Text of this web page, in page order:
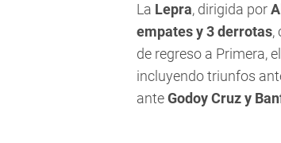
La Lepra, dirigida por
empates y 3 derrotas,
de regreso a Primera,
incluyendo triunfos
anteGodoy Cruz y